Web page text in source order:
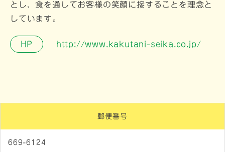
とし、食を通してお客様の笑顔に接することを理念と
しています。
HP http://www.kakutani-seika.co.jp/
郵便番号
669-6124